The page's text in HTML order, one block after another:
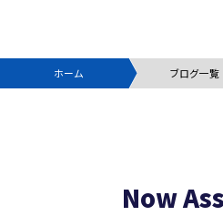
ホーム ブログ一覧
Now